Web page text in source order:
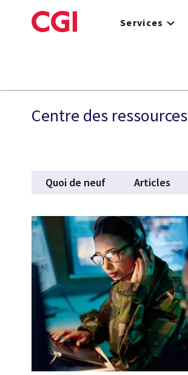
to
Services
Centre des ressources
Quoi de neuf Articles